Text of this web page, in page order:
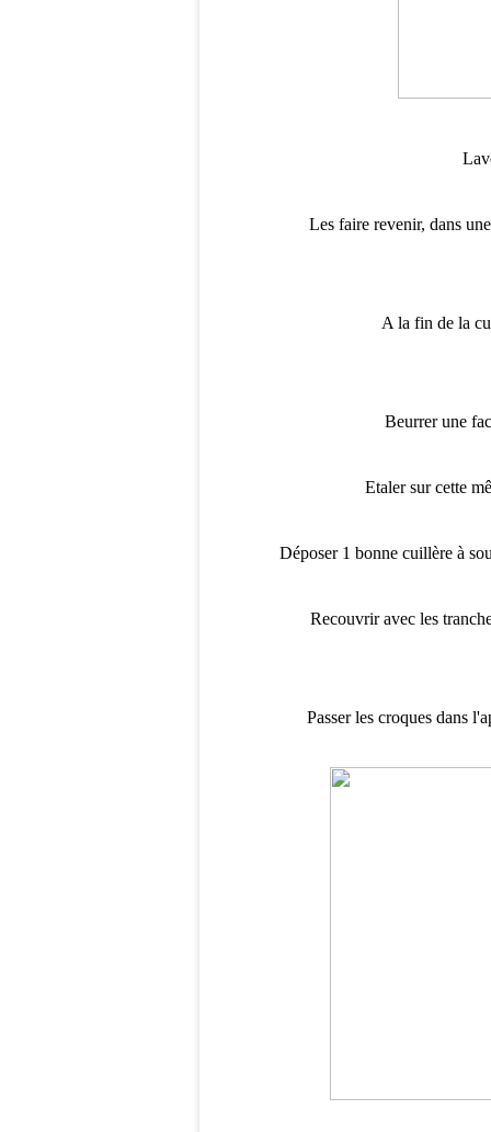
Les faire revenir, dans
A la fin de la
Beurrer une
Etaler sur cette
Déposer 1 bonne cuillère à
Recouvrir avec les
Passer les croques dans